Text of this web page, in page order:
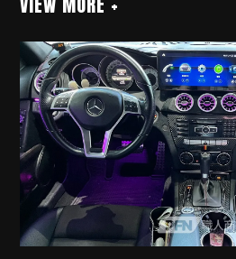
🔆免鑰匙功能🔆
🔹一鍵啟動
🔹遠程發動
🔹手機app控制
🔹自動感應離車上鎖靠近解鎖